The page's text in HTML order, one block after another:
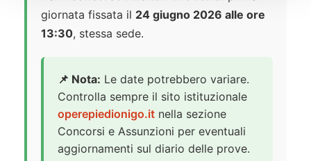
giornata fissata il 24 giugno 2026 alle ore
13:30, stessa sede.
📌 Nota: Le date potrebbero variare.
Controlla sempre il sito istituzionale
operepiedionigo.it nella sezione
Concorsi e Assunzioni per eventuali
aggiornamenti sul diario delle prove.